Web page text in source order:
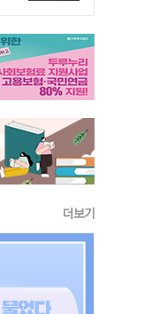
더보기